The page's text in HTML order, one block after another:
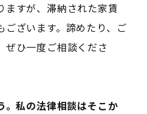
ますが、滞納された家賃
ございます。諦めたり、ご
ぜひ一度ご相談くださ
。私の法律相談はそこか